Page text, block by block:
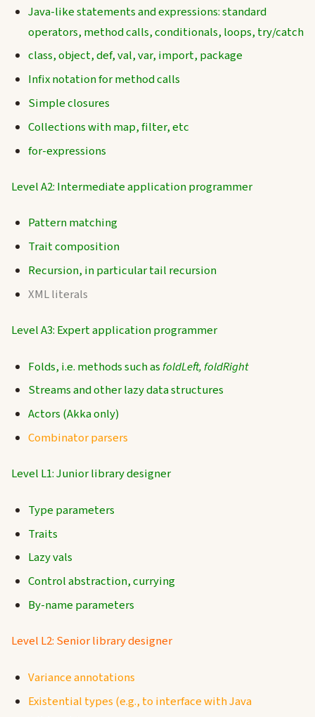
Java-like statements and expressions: standard
operators, method calls, conditionals, loops, try/catch
class, object, def, val, var, import, package
Infix notation for method calls
Simple closures
Collections with map, filter, etc
for-expressions
Level A2: Intermediate application programmer
Pattern matching
Trait composition
Recursion, in particular tail recursion
XML literals
Level A3: Expert application programmer
Folds, i.e. methods such asfoldLeft, foldRight
Streams and other lazy data structures
Actors (Akka only)
Combinator parsers
Level L1: Junior library designer
Type parameters
Traits
Lazy vals
Control abstraction, currying
By-name parameters
Level L2: Senior library designer
Variance annotations
Existential types (e.g., to interface with Java